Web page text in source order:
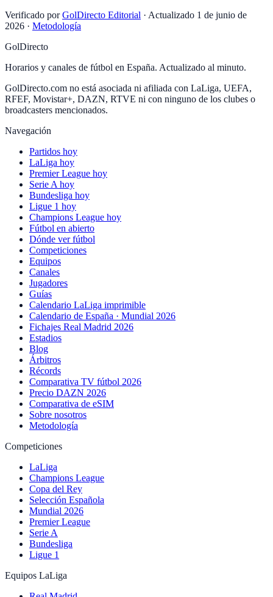
Verificado por GolDirecto Editorial · Actualizado 1 de junio de
2026 · Metodología
GolDirecto
Horarios y canales de fútbol en España. Actualizado al minuto.
GolDirecto.com no está asociada ni afiliada con LaLiga, UEFA,
RFEF, Movistar+, DAZN, RTVE ni con ninguno de los clubes o
broadcasters mencionados.
Navegación
Partidos hoy
LaLiga hoy
Premier League hoy
Serie A hoy
Bundesliga hoy
Ligue 1 hoy
Champions League hoy
Fútbol en abierto
Dónde ver fútbol
Competiciones
Equipos
Canales
Jugadores
Guías
Calendario LaLiga imprimible
Calendario de España · Mundial 2026
Fichajes Real Madrid 2026
Estadios
Blog
Árbitros
Récords
Comparativa TV fútbol 2026
Precio DAZN 2026
Comparativa de eSIM
Sobre nosotros
Metodología
Competiciones
LaLiga
Champions League
Copa del Rey
Selección Española
Mundial 2026
Premier League
Serie A
Bundesliga
Ligue 1
Equipos LaLiga